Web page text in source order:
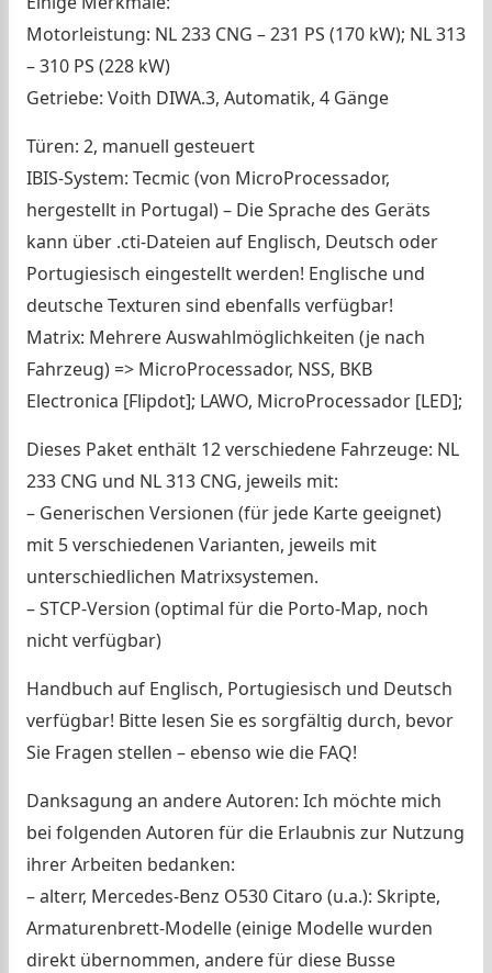
Motorleistung: NL 233 CNG – 231 PS (170 kW); NL 313
– 310 PS (228 kW)
Getriebe: Voith DIWA.3, Automatik, 4 Gänge
Türen: 2, manuell gesteuert
IBIS-System: Tecmic (von MicroProcessador,
hergestellt in Portugal) – Die Sprache des Geräts
kann über .cti-Dateien auf Englisch, Deutsch oder
Portugiesisch eingestellt werden! Englische und
deutsche Texturen sind ebenfalls verfügbar!
Matrix: Mehrere Auswahlmöglichkeiten (je nach
Fahrzeug) => MicroProcessador, NSS, BKB
Electronica [Flipdot]; LAWO, MicroProcessador [LED];
Dieses Paket enthält 12 verschiedene Fahrzeuge: NL
233 CNG und NL 313 CNG, jeweils mit:
– Generischen Versionen (für jede Karte geeignet)
mit 5 verschiedenen Varianten, jeweils mit
unterschiedlichen Matrixsystemen.
– STCP-Version (optimal für die Porto-Map, noch
nicht verfügbar)
Handbuch auf Englisch, Portugiesisch und Deutsch
verfügbar! Bitte lesen Sie es sorgfältig durch, bevor
Sie Fragen stellen – ebenso wie die FAQ!
Danksagung an andere Autoren: Ich möchte mich
bei folgenden Autoren für die Erlaubnis zur Nutzung
ihrer Arbeiten bedanken:
– alterr, Mercedes-Benz O530 Citaro (u.a.): Skripte,
Armaturenbrett-Modelle (einige Modelle wurden
direkt übernommen, andere für diese Busse